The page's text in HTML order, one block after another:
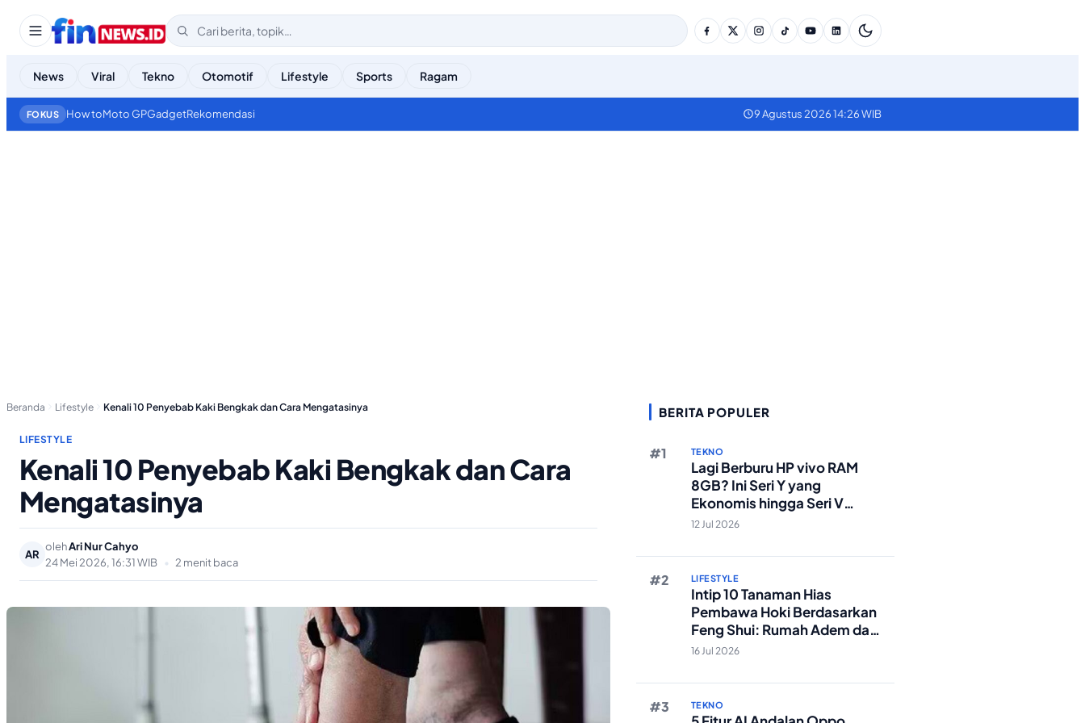
News Viral Tekno Otomotif Lifestyle Sports Ragam
FOKUS How toMoto GPGadgetRekomendasi 9 Agustus 2026 14:26 WIB
Beranda Lifestyle Kenali 10 Penyebab Kaki Bengkak dan Cara Mengatasinya
LIFESTYLE
Kenali 10 Penyebab Kaki Bengkak dan Cara
Mengatasinya
AR
olehAri Nur Cahyo
24 Mei 2026, 16:31 WIB
• 2 menit baca
BERITA POPULER
TEKNO
Lagi Berburu HP vivo RAM
8GB? Ini Seri Y yang
Ekonomis hingga Seri V
Berstandar Militer!
12 Jul 2026
LIFESTYLE
Intip 10 Tanaman Hias
Pembawa Hoki Berdasarkan
Feng Shui: Rumah Adem dan
Rezeki Lancar!
16 Jul 2026
TEKNO